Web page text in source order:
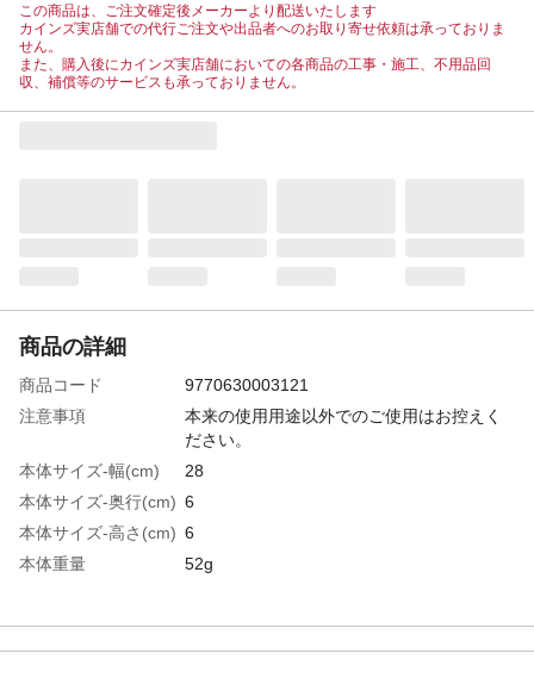
この商品は、ご注文確定後メーカーより配送いたします
カインズ実店舗での代行ご注文や出品者へのお取り寄せ依頼は承っておりま
せん。
また、購入後にカインズ実店舗においての各商品の工事・施工、不用品回
収、補償等のサービスも承っておりません。
商品の詳細
商品コード
9770630003121
注意事項
本来の使用用途以外でのご使用はお控えく
ださい。
本体サイズ-幅(cm)
28
本体サイズ-奥行(cm) 6
本体サイズ-高さ(cm) 6
本体重量
52g
メーカー名
ドギーマンハヤシ